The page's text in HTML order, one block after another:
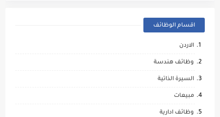
اقسام الوظائف
الاردن
وظائف هندسة
السيرة الذاتية
مبيعات
وظائف ادارية